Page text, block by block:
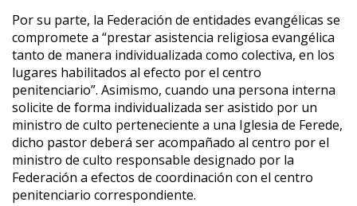
Por su parte, la Federación de entidades evangélicas se
compromete a “prestar asistencia religiosa evangélica
tanto de manera individualizada como colectiva, en los
lugares habilitados al efecto por el centro
penitenciario”. Asimismo, cuando una persona interna
solicite de forma individualizada ser asistido por un
ministro de culto perteneciente a una Iglesia de Ferede,
dicho pastor deberá ser acompañado al centro por el
ministro de culto responsable designado por la
Federación a efectos de coordinación con el centro
penitenciario correspondiente.